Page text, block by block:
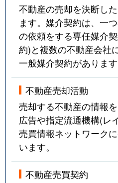
不動産の売却を決断し
ます。媒介契約は、一
の依頼をする専任媒介
約)と複数の不動産会社
一般媒介契約があります
不動産売却活動
売却する不動産の情報
広告や指定流通機構(レ
売買情報ネットワーク
います。
不動産売買契約